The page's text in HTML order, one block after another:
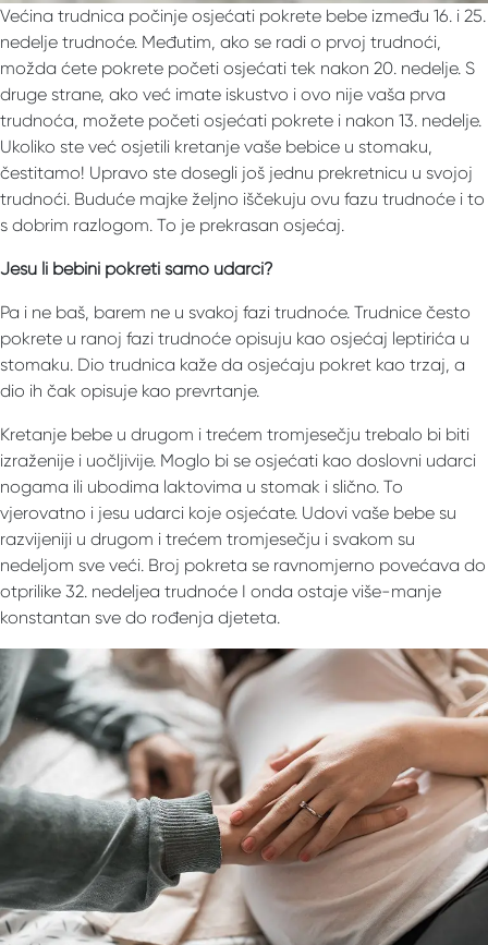
Većina trudnica počinje osjećati pokrete bebe između 16. i 25.
nedelje trudnoće. Međutim, ako se radi o prvoj trudnoći,
možda ćete pokrete početi osjećati tek nakon 20. nedelje. S
druge strane, ako već imate iskustvo i ovo nije vaša prva
trudnoća, možete početi osjećati pokrete i nakon 13. nedelje.
Ukoliko ste već osjetili kretanje vaše bebice u stomaku,
čestitamo! Upravo ste dosegli još jednu prekretnicu u svojoj
trudnoći. Buduće majke željno iščekuju ovu fazu trudnoće i to
s dobrim razlogom. To je prekrasan osjećaj.
Jesu li bebini pokreti samo udarci?
Pa i ne baš, barem ne u svakoj fazi trudnoće. Trudnice često
pokrete u ranoj fazi trudnoće opisuju kao osjećaj leptirića u
stomaku. Dio trudnica kaže da osjećaju pokret kao trzaj, a
dio ih čak opisuje kao prevrtanje.
Kretanje bebe u drugom i trećem tromjesečju trebalo bi biti
izraženije i uočljivije. Moglo bi se osjećati kao doslovni udarci
nogama ili ubodima laktovima u stomak i slično. To
vjerovatno i jesu udarci koje osjećate. Udovi vaše bebe su
razvijeniji u drugom i trećem tromjesečju i svakom su
nedeljom sve veći. Broj pokreta se ravnomjerno povećava do
otprilike 32. nedeljea trudnoće I onda ostaje više-manje
konstantan sve do rođenja djeteta.